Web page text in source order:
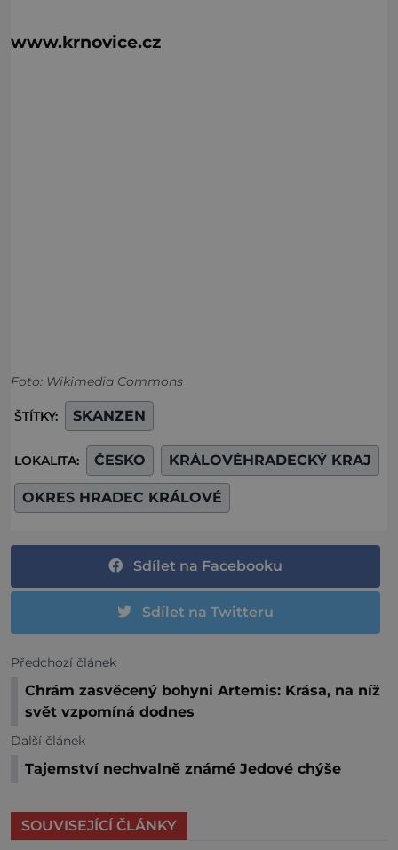
www.krnovice.cz
Foto: Wikimedia Commons
ŠTÍTKY: SKANZEN
LOKALITA: ČESKO KRÁLOVÉHRADECKÝ KRAJ
OKRES HRADEC KRÁLOVÉ
Sdílet na Facebooku
Sdílet na Twitteru
Předchozí článek
Chrám zasvěcený bohyni Artemis: Krása, na níž
svět vzpomíná dodnes
Další článek
Tajemství nechvalně známé Jedové chýše
SOUVISEJÍCÍ ČLÁNKY